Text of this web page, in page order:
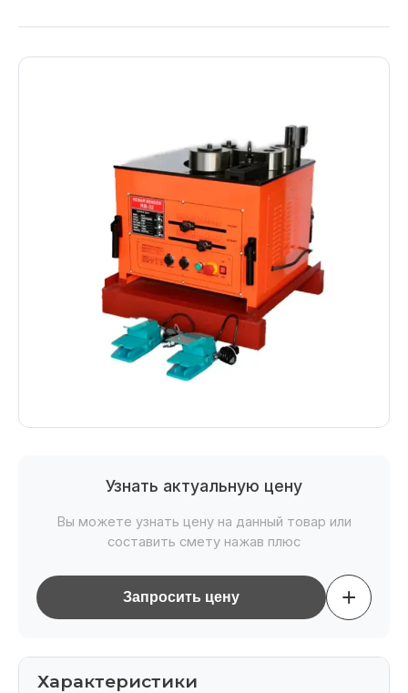
Узнать актуальную цену
Вы можете узнать цену на данный товар или
составить смету нажав плюс
Запросить цену +
Характеристики